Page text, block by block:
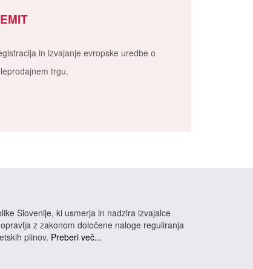
in izvajanje evropske uredbe o
trgu.
Slovenije, ki usmerja in nadzira izvajalce
z zakonom določene naloge reguliranja
plinov. Preberi več...